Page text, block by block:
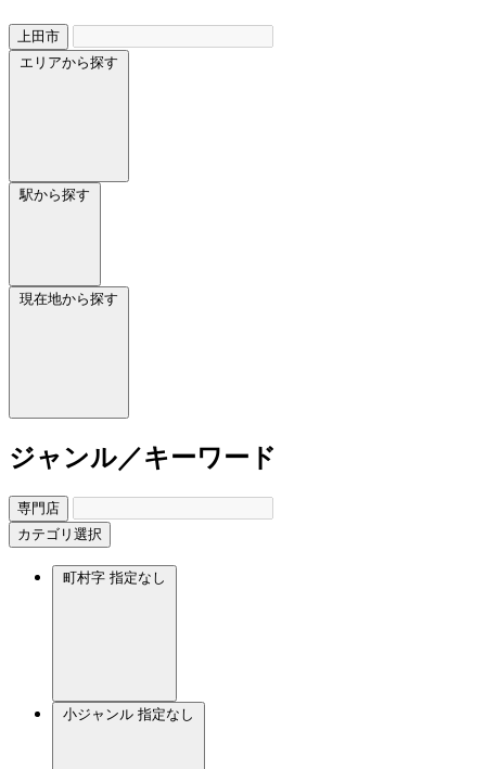
上田市
エリアから探す
駅から探す
現在地から探す
ジャンル／キーワード
専門店
カテゴリ選択
町村字 指定なし
小ジャンル 指定なし